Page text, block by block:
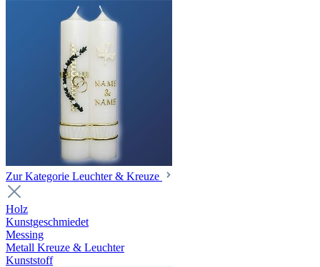
Zur Kategorie Leuchter & Kreuze
Holz
Kunstgeschmiedet
Messing
Metall Kreuze & Leuchter
Kunststoff